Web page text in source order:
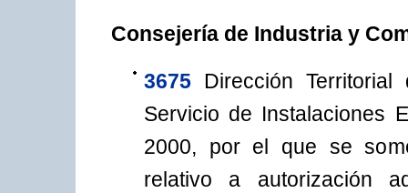
Consejería de Industria y
3675 Dirección
Servicio de Instalaciones
2000, por el que se
relativo a autorización